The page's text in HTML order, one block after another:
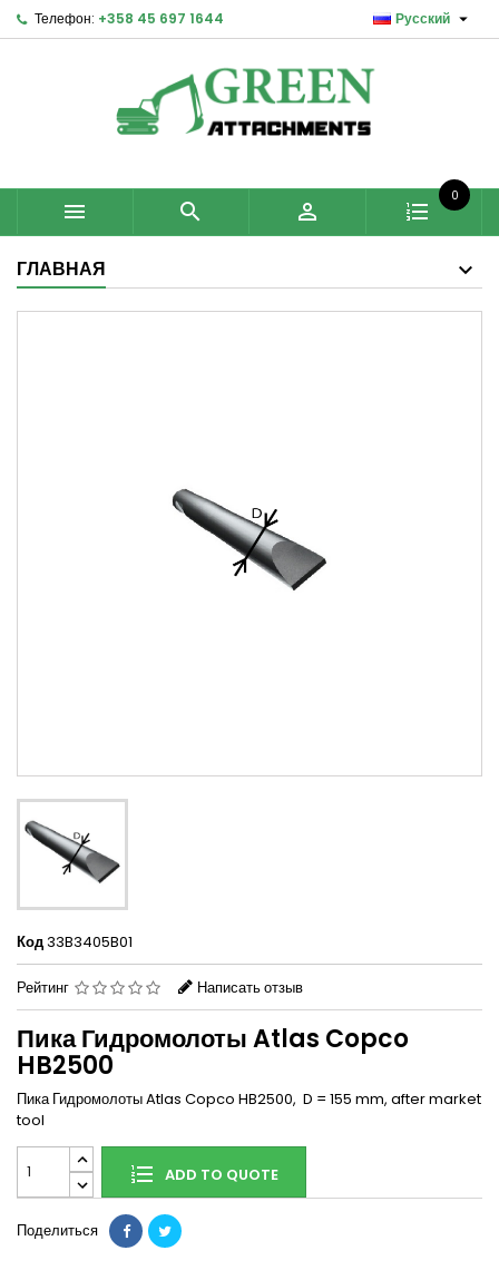
Телефон: +358 45 697 1644 Русский 
  
0
ГЛАВНАЯ
Код33B3405B01
Рейтинг Написать отзыв
Пика Гидромолоты Atlas Copco
HB2500
Пика Гидромолоты Atlas Copco HB2500, D = 155 mm, after market
tool
ADD TO QUOTE
Поделиться